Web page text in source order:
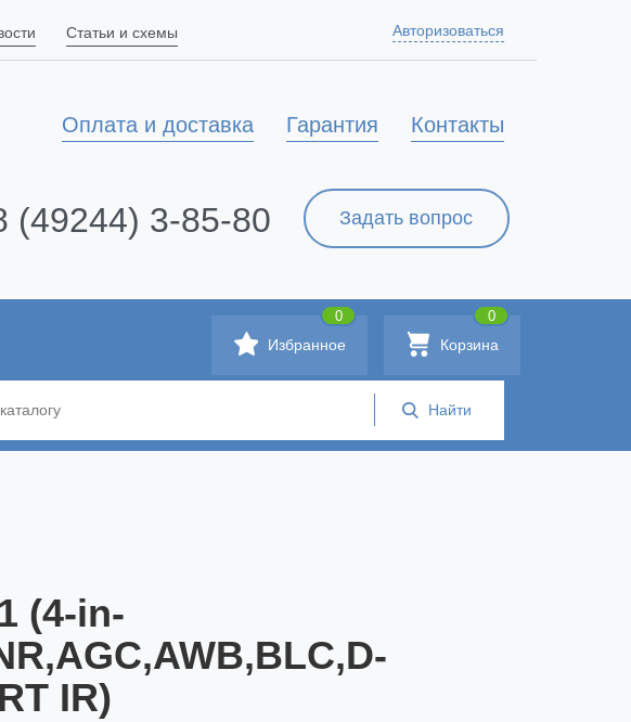
Статьи и схемы Авторизоваться
Контакты
Гарантия
Оплата и доставка
Задать вопрос
(49244) 3-85-80
Корзина
0
Избранное
0
(4-in-
IR)